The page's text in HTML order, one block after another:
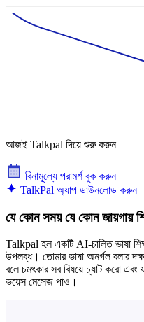
আজই Talkpal দিয়ে শুরু করুন
বিনামূল্যে পরামর্শ বুক করুন
TalkPal অ্যাপ ডাউনলোড করুন
যে কোন সময় যে কোন জায়গায়
Talkpal হল একটি AI-চালিত ভাষা
উপলব্ধ। তোমার ভাষা অনর্গল বলার
বলে চমৎকার সব বিষয়ে চ্যাট করো
ভয়েস মেসেজ পাও।